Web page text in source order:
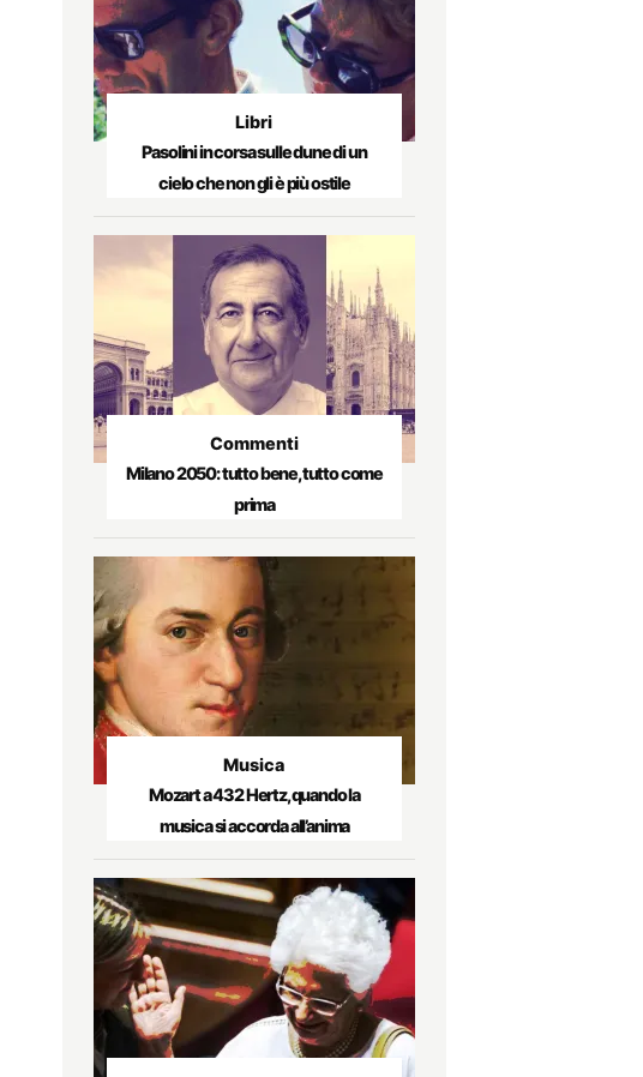
Libri
Pasolini in corsa sulle dune di un
cielo che non gli è più ostile
Commenti
Milano 2050: tutto bene, tutto come
prima
Musica
Mozart a 432 Hertz, quando la
musica si accorda all’anima